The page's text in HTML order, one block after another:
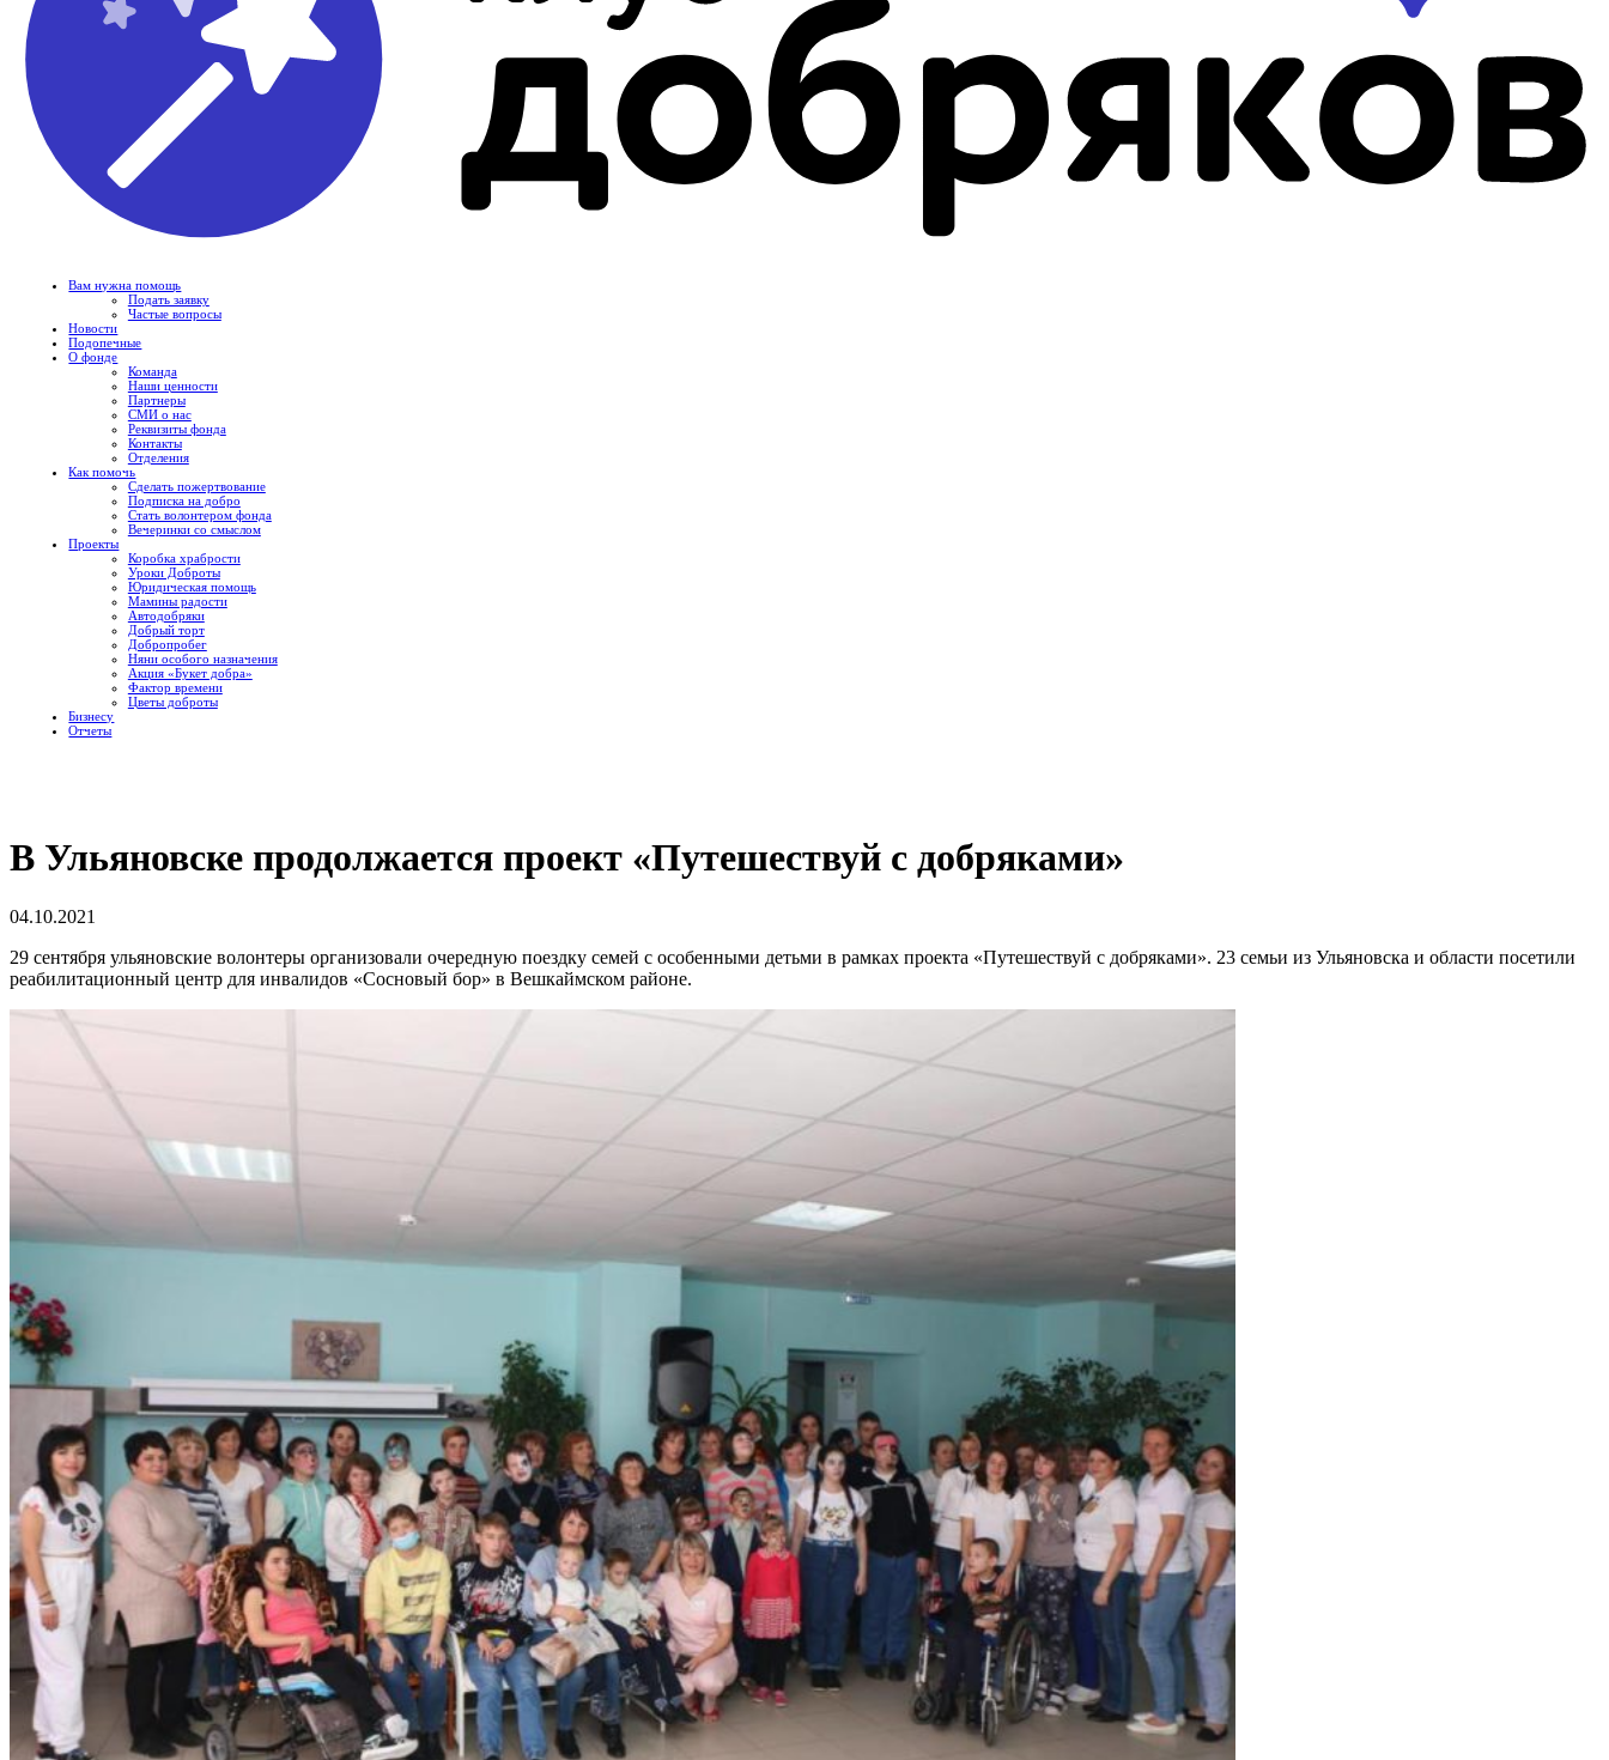
Вам нужна помощь
Подать заявку
Частые вопросы
Новости
Подопечные
О фонде
Команда
Наши ценности
Партнеры
СМИ о нас
Реквизиты фонда
Контакты
Отделения
Как помочь
Сделать пожертвование
Подписка на добро
Стать волонтером фонда
Вечеринки со смыслом
Проекты
Коробка храбрости
Уроки Доброты
Юридическая помощь
Мамины радости
Автодобряки
Добрый торт
Добропробег
Няни особого назначения
Акция «Букет добра»
Фактор времени
Цветы доброты
Бизнесу
Отчеты
В Ульяновске продолжается проект «Путешествуй с добряками»
04.10.2021
29 сентября ульяновские волонтеры организовали очередную поездку семей с особенными детьми в рамках проекта «Путешествуй с добряками». 23 семьи из Ульяновска и области посетили
реабилитационный центр для инвалидов «Сосновый бор» в Вешкаймском районе.